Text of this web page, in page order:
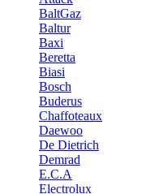
BaltGaz
Baltur
Baxi
Beretta
Biasi
Bosch
Buderus
Chaffoteaux
Daewoo
De Dietrich
Demrad
E.C.A
Electrolux